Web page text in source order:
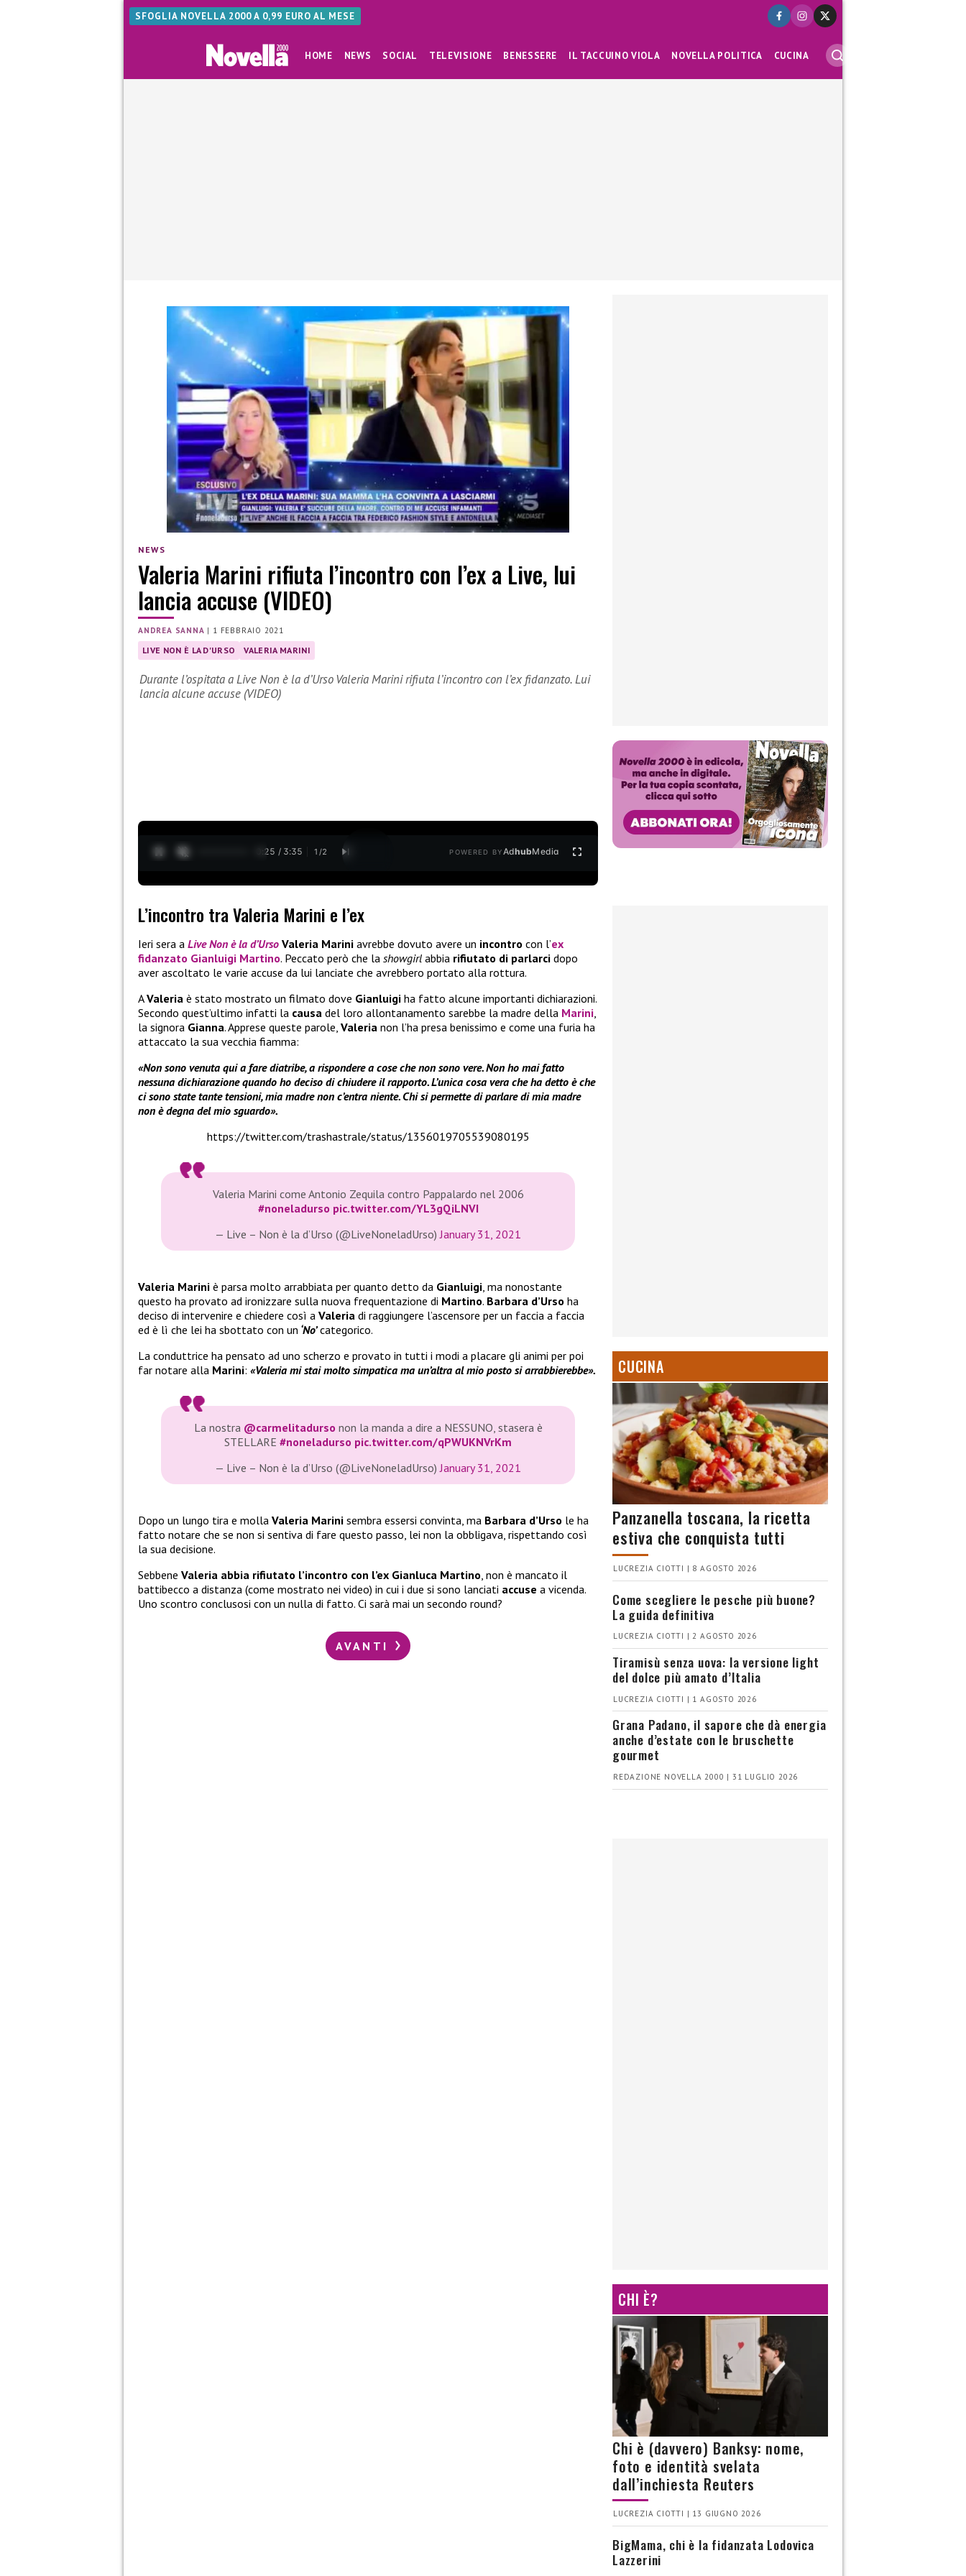
SFOGLIA NOVELLA 2000 A 0,99 EURO AL MESE
HOME NEWS SOCIAL TELEVISIONE BENESSERE IL TACCUINO VIOLA NOVELLA POLITICA CUCINA
NEWS
Valeria Marini rifiuta l’incontro con l’ex a Live, lui
lancia accuse (VIDEO)
ANDREA SANNA | 1 FEBBRAIO 2021
LIVE NON È LA D'URSO VALERIA MARINI
Durante l’ospitata a Live Non è la d’Urso Valeria Marini rifiuta l’incontro con l’ex fidanzato. Lui
lancia alcune accuse (VIDEO)
0:26 / 3:35 1 /2 POWERED BYAdhubMedia
L’incontro tra Valeria Marini e l’ex
Ieri sera a Live Non è la d’Urso Valeria Marini avrebbe dovuto avere un incontro con l’ex
fidanzato Gianluigi Martino. Peccato però che la showgirl abbia rifiutato di parlarci dopo
aver ascoltato le varie accuse da lui lanciate che avrebbero portato alla rottura.
AValeria è stato mostrato un filmato dove Gianluigi ha fatto alcune importanti dichiarazioni.
Secondo quest’ultimo infatti la causa del loro allontanamento sarebbe la madre della Marini,
la signora Gianna. Apprese queste parole, Valeria non l’ha presa benissimo e come una furia ha
attaccato la sua vecchia fiamma:
«Non sono venuta qui a fare diatribe, a rispondere a cose che non sono vere. Non ho mai fatto
nessuna dichiarazione quando ho deciso di chiudere il rapporto. L’unica cosa vera che ha detto è che
ci sono state tante tensioni, mia madre non c’entra niente. Chi si permette di parlare di mia madre
non è degna del mio sguardo».
https://twitter.com/trashastrale/status/1356019705539080195
Valeria Marini come Antonio Zequila contro Pappalardo nel 2006
#noneladurso pic.twitter.com/YL3gQiLNVI
— Live – Non è la d’Urso (@LiveNoneladUrso)January 31, 2021
Valeria Marini è parsa molto arrabbiata per quanto detto da Gianluigi, ma nonostante
questo ha provato ad ironizzare sulla nuova frequentazione di Martino. Barbara d’Urso ha
deciso di intervenire e chiedere così a Valeria di raggiungere l’ascensore per un faccia a faccia
ed è lì che lei ha sbottato con un ‘No’categorico.
La conduttrice ha pensato ad uno scherzo e provato in tutti i modi a placare gli animi per poi
far notare alla Marini: «Valeria mi stai molto simpatica ma un’altra al mio posto si arrabbierebbe».
La nostra @carmelitadurso non la manda a dire a NESSUNO, stasera è
STELLARE #noneladurso pic.twitter.com/qPWUKNVrKm
— Live – Non è la d’Urso (@LiveNoneladUrso)January 31, 2021
Dopo un lungo tira e molla Valeria Marini sembra essersi convinta, ma Barbara d’Urso le ha
fatto notare che se non si sentiva di fare questo passo, lei non la obbligava, rispettando così
la sua decisione.
Sebbene Valeria abbia rifiutato l’incontro con l’ex Gianluca Martino, non è mancato il
battibecco a distanza (come mostrato nei video) in cui i due si sono lanciati accuse a vicenda.
Uno scontro conclusosi con un nulla di fatto. Ci sarà mai un secondo round?
AVANTI
CUCINA
Panzanella toscana, la ricetta
estiva che conquista tutti
LUCREZIA CIOTTI | 8 AGOSTO 2026
Come scegliere le pesche più buone?
La guida definitiva
LUCREZIA CIOTTI | 2 AGOSTO 2026
Tiramisù senza uova: la versione light
del dolce più amato d’Italia
LUCREZIA CIOTTI | 1 AGOSTO 2026
Grana Padano, il sapore che dà energia
anche d’estate con le bruschette
gourmet
REDAZIONE NOVELLA 2000 | 31 LUGLIO 2026
CHI È?
Chi è (davvero) Banksy: nome,
foto e identità svelata
dall’inchiesta Reuters
LUCREZIA CIOTTI | 13 GIUGNO 2026
BigMama, chi è la fidanzata Lodovica
Lazzerini